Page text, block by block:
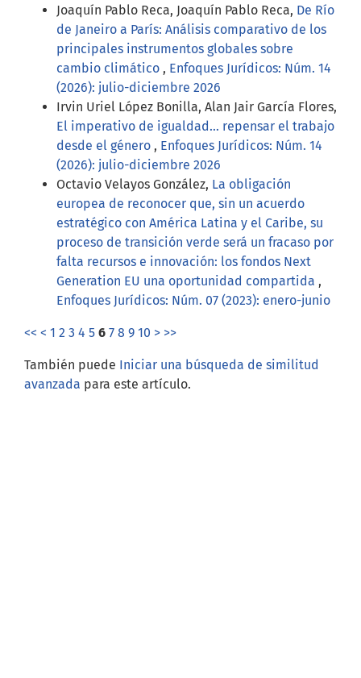
Joaquín Pablo Reca, Joaquín Pablo Reca, De Río
de Janeiro a París: Análisis comparativo de los
principales instrumentos globales sobre
cambio climático , Enfoques Jurídicos: Núm. 14
(2026): julio-diciembre 2026
Irvin Uriel López Bonilla, Alan Jair García Flores,
El imperativo de igualdad… repensar el trabajo
desde el género , Enfoques Jurídicos: Núm. 14
(2026): julio-diciembre 2026
Octavio Velayos González, La obligación
europea de reconocer que, sin un acuerdo
estratégico con América Latina y el Caribe, su
proceso de transición verde será un fracaso por
falta recursos e innovación: los fondos Next
Generation EU una oportunidad compartida ,
Enfoques Jurídicos: Núm. 07 (2023): enero-junio
<< < 1 2 3 4 5 6 7 8 9 10 > >>
También puede Iniciar una búsqueda de similitud
avanzada para este artículo.